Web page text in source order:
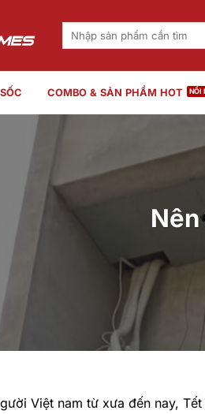
Tìm
COMBO & SẢN PHẨM HOT
Việt nam từ xưa đến nay,